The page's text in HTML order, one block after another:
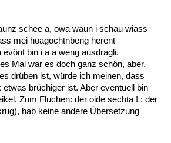
schee a, owa waun i schau wiass
mei hoagochtnbeng herent
bin i a a weng ausdragli.
Mal war es doch ganz schön, aber,
drüben ist, würde ich meinen, dass
etwas brüchiger ist. Aber eventuell bin
Zum Fluchen: der oide sechta ! : der
hab keine andere Übersetzung